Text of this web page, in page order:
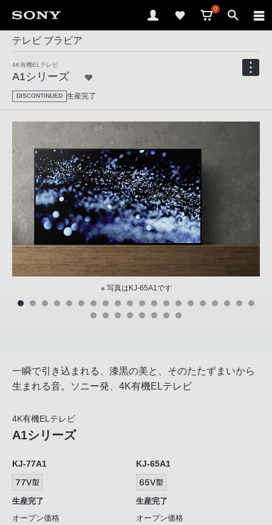
0
テレビ ブラビア
4K有機ELテレビ
A1シリーズ
DISCONTINUED 生産完了
※ 写真はKJ-65A1です
一瞬で引き込まれる、漆黒の美と、そのたたずまいから
生まれる音。ソニー発、4K有機ELテレビ
4K有機ELテレビ
A1シリーズ
KJ-77A1
生産完了
オープン価格
KJ-65A1
生産完了
オープン価格